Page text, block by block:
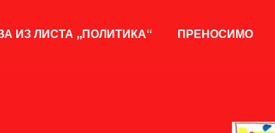
ИЗ ЛИСТА „ПОЛИТИКА“ ПРЕНОСИМО